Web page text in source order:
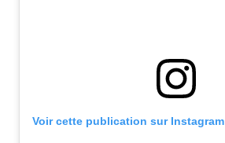
Voir cette publication sur Instagram